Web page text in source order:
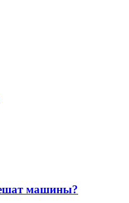
машины?